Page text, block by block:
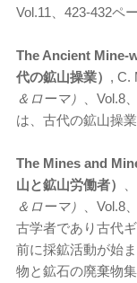
Vol.11、423-432ペ
The Ancient Mine-
代の鉱山操業） , C.
＆ローマ）
、Vol.8
は、古代の鉱山操
The Mines and
山と鉱山労働者）
＆ローマ）
、Vol.8
古学者であり古代
前に採鉱活動が始
物と鉱石の廃棄物